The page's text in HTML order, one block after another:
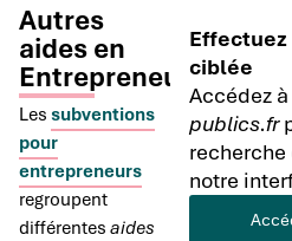
Autres
aides en
Entrepreneuriat
Les subventions
pour
entrepreneurs
regroupent
différentes aides
ciblée
Accédez
publics.fr
notre